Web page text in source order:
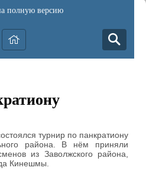
полную версию
турнир по панкратиону
района. В нём приняли
из Заволжского района,
Кинешмы.